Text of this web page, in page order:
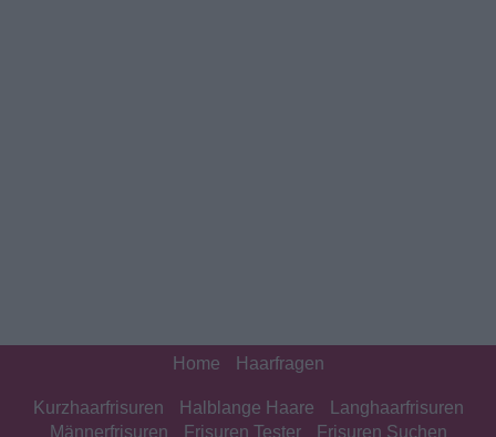
Home Haarfragen
Kurzhaarfrisuren Halblange Haare
Langhaarfrisuren
Männerfrisuren
Frisuren Tester Frisuren Suchen